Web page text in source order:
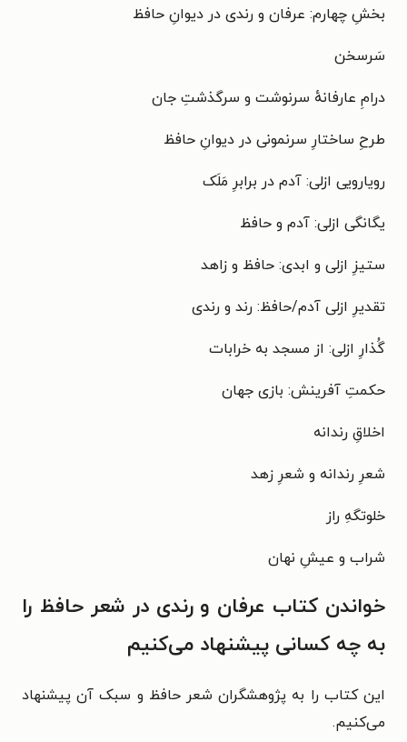
بخشِ چهارم: عرفان و رندی در دیوانِ حافظ
سَرسخن
درامِ عارفانهٔ سرنوشت و سرگذشتِ جان
طرحِ ساختارِ سرنمونی در دیوانِ حافظ
رویارویی ازلی: آدم در برابرِ مَلَک
یگانگی ازلی: آدم و حافظ
ستیزِ ازلی و ابدی: حافظ و زاهد
تقدیرِ ازلی آدم/حافظ: رند و رندی
گُذارِ ازلی: از مسجد به خرابات
حکمتِ آفرینش: بازی جهان
اخلاقِ رندانه
شعرِ رندانه و شعرِ زهد
خلوتگهِ راز
شراب و عیشِ نهان
خواندن کتاب عرفان و رندی در شعر حافظ را
به چه کسانی پیشنهاد می‌کنیم
این کتاب را به پژوهشگران شعر حافظ و سبک آن پیشنهاد
می‌کنیم.